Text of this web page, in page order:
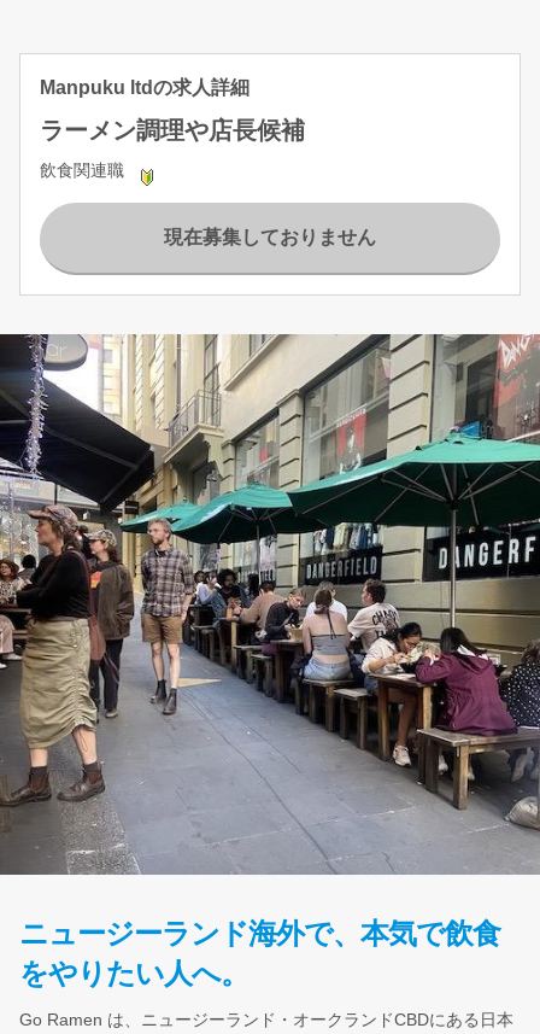
Manpuku ltdの求人詳細
ラーメン調理や店長候補
飲食関連職
現在募集しておりません
ニュージーランド海外で、本気で飲食
をやりたい人へ。
Go Ramen は、ニュージーランド・オークランドCBDにある日本